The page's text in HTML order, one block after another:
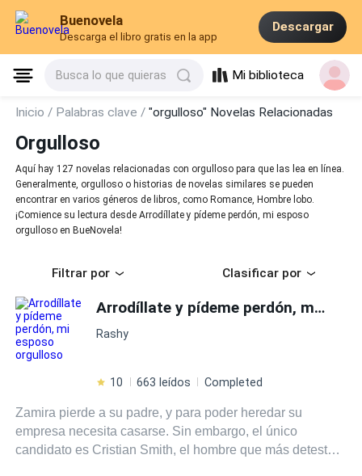
Buenovela
Descarga el libro gratis en la app
Descargar
Busca lo que quieras Mi biblioteca
Inicio / Palabras clave /"orgulloso" Novelas Relacionadas
Orgulloso
Aquí hay 127 novelas relacionadas con orgulloso para que las lea en línea.
Generalmente, orgulloso o historias de novelas similares se pueden
encontrar en varios géneros de libros, como Romance, Hombre lobo.
¡Comience su lectura desde Arrodíllate y pídeme perdón, mi esposo
orgulloso en BueNovela!
Filtrar por Clasificar por
Arrodíllate y pídeme perdón, mi esposo
Rashy
10 663 leídos Completed
Zamira pierde a su padre, y para poder heredar su
empresa necesita casarse. Sin embargo, el único
candidato es Cristian Smith, el hombre que más detesta y